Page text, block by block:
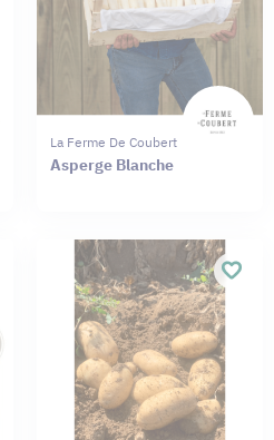
La Ferme De Coubert
Asperge Blanche